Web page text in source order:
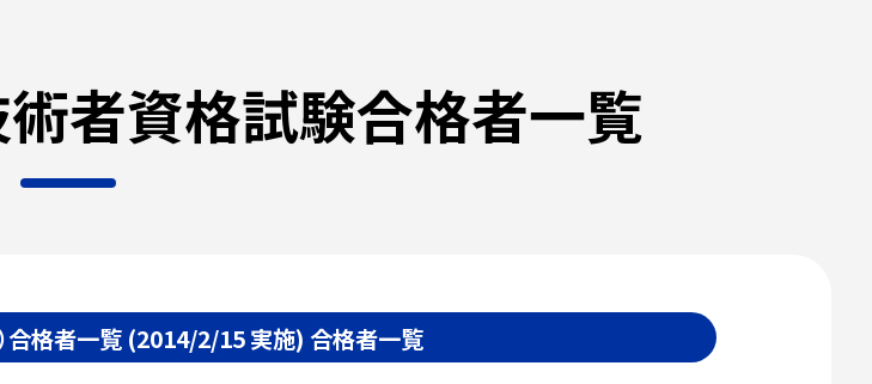
者資格試験合格者一覧
合格者一覧 (2014/2/15 実施) 合格者一覧